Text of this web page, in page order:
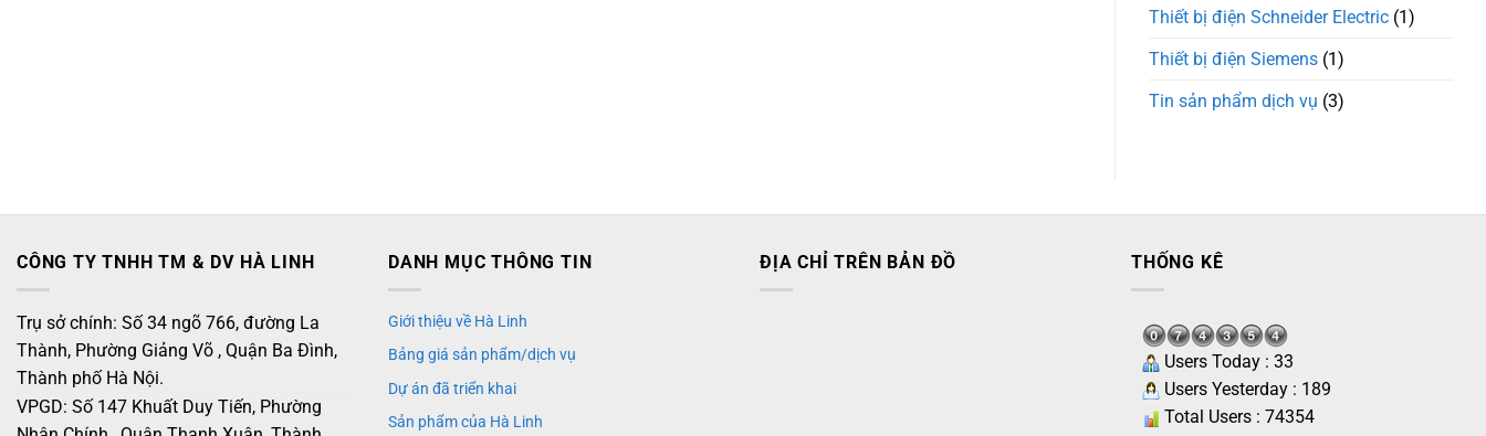
Thiết bị điện Schneider Electric (1)
Thiết bị điện Siemens (1)
Tin sản phẩm dịch vụ (3)
CÔNG TY TNHH TM & DV HÀ LINH
Trụ sở chính: Số 34 ngõ 766, đường La
Thành, Phường Giảng Võ , Quận Ba Đình,
Thành phố Hà Nội.
VPGD: Số 147 Khuất Duy Tiến, Phường
DANH MỤC THÔNG TIN
Giới thiệu về Hà Linh
Bảng giá sản phẩm/dịch vụ
Dự án đã triển khai
Sản phẩm của Hà Linh
ĐỊA CHỈ TRÊN BẢN ĐỒ THỐNG KÊ
Users Today : 33
Users Yesterday : 189
Total Users : 74354